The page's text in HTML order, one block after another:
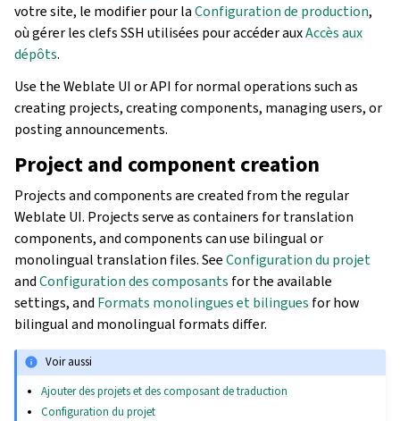
votre site, le modifier pour laConfiguration de production,
où gérer les clefs SSH utilisées pour accéder auxAccès aux
dépôts.
Use the Weblate UI or API for normal operations such as
creating projects, creating components, managing users, or
posting announcements.
Project and component creation
Projects and components are created from the regular
Weblate UI. Projects serve as containers for translation
components, and components can use bilingual or
monolingual translation files. SeeConfiguration du projet
andConfiguration des composants for the available
settings, and Formats monolingues et bilingues for how
bilingual and monolingual formats differ.
Voir aussi
Ajouter des projets et des composant de traduction
Configuration du projet